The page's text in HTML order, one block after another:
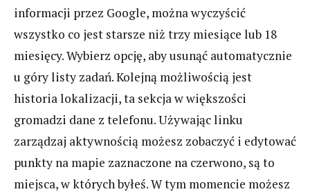
informacji przez Google, można wyczyścić
wszystko co jest starsze niż trzy miesiące lub 18
miesięcy. Wybierz opcję, aby usunąć automatycznie
u góry listy zadań. Kolejną możliwością jest
historia lokalizacji, ta sekcja w większości
gromadzi dane z telefonu. Używając linku
zarządzaj aktywnością możesz zobaczyć i edytować
punkty na mapie zaznaczone na czerwono, są to
miejsca, w których byłeś. W tym momencie możesz